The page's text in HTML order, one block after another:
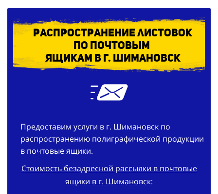
Распространение листовок
попочтовым
ящикам в г. Шимановск
распространению полиграфической продукции
в почтовые ящики.
Стоимость безадресной рассылки в почтовые
ящики в г. Шимановск:
9 - ти этажки - 1.27 р. за штуку